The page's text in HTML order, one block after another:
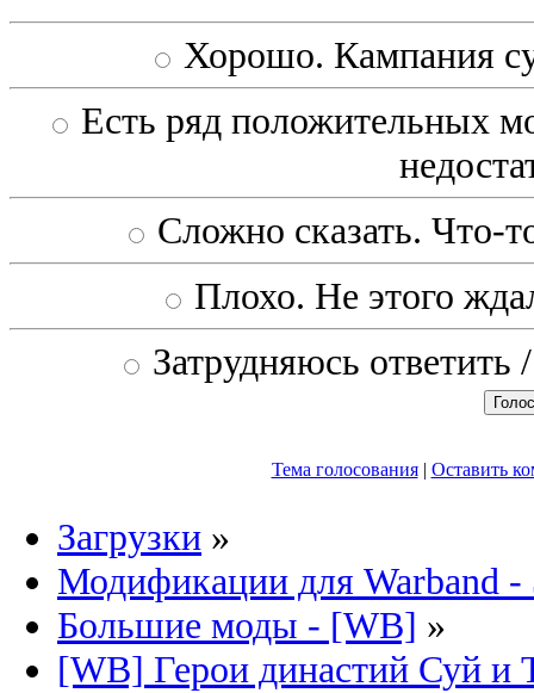
Хорошо. Кампания
Есть ряд положительных
Сложно сказать. Что-
Плохо. Не этого
Затрудняюсь
Тема голосования| Оставить
Загрузки »
Модификации для Warband -
Большие моды - [WB] »
[WB] Герои династий Суй и